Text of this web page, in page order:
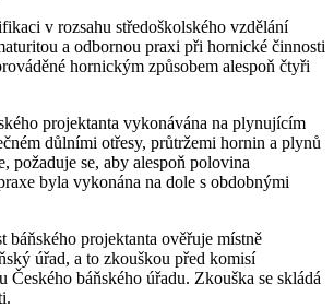
v rozsahu středoškolského vzdělání
a odbornou praxi při hornické činnosti
hornickým způsobem alespoň čtyři
projektanta vykonávána na plynujícím
důlními otřesy, průtržemi hornin a plynů
požaduje se, aby alespoň polovina
byla vykonána na dole s obdobnými
báňského projektanta ověřuje místně
úřad, a to zkouškou před komisí
Českého báňského úřadu. Zkouška se skládá